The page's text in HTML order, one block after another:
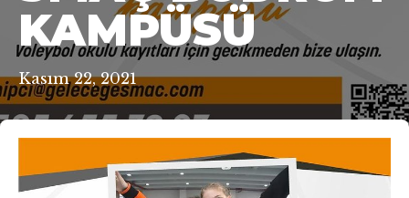
KAMPÜSÜ
Kasım 22, 2021